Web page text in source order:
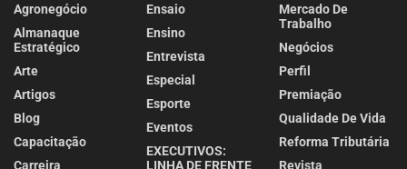
Agronegócio
Almanaque
Estratégico
Arte
Artigos
Blog
Capacitação
Carreira
Ensaio
Ensino
Entrevista
Especial
Esporte
Eventos
EXECUTIVOS:
LINHA DE FRENTE
Mercado De
Trabalho
Negócios
Perfil
Premiação
Qualidade De Vida
Reforma Tributária
Revista